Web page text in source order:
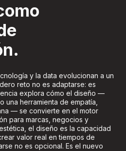
y la data evolucionan a un
reto no es adaptarse: es
explora cómo el diseño —
una herramienta de empatía,
— se convierte en el motor
para marcas, negocios y
el diseño es la capacidad
valor real en tiempos de
no es opcional. Es el nuevo